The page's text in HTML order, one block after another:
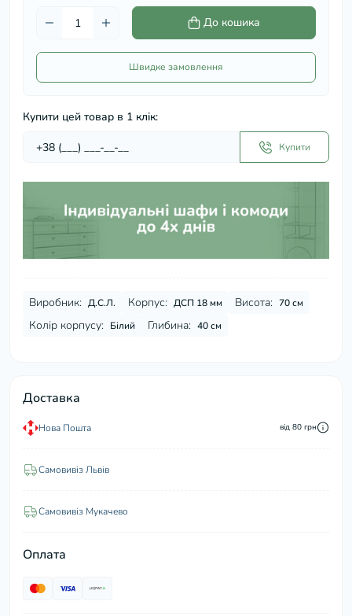
До кошика
Швидке замовлення
Купити цей товар в 1 клік:
Купити
Виробник: Д.С.Л. Корпус: ДСП 18 мм Висота: 70 см
Колір корпусу: Білий Глибина: 40 см
Доставка
Нова Пошта від 80 грн
Самовивіз Львів
Самовивіз Мукачево
Оплата